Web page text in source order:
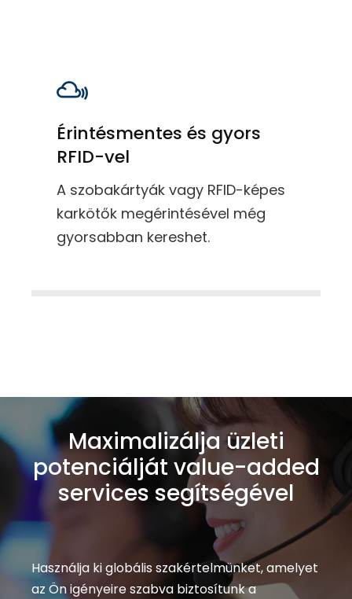
Érintésmentes és gyors
RFID-vel
A szobakártyák vagy RFID-képes
karkötők megérintésével még
gyorsabban kereshet.
Maximalizálja üzleti
potenciálját value-added
services segítségével
Használja ki globális szakértelmünket, amelyet
az Ön igényeire szabva biztosítunk a